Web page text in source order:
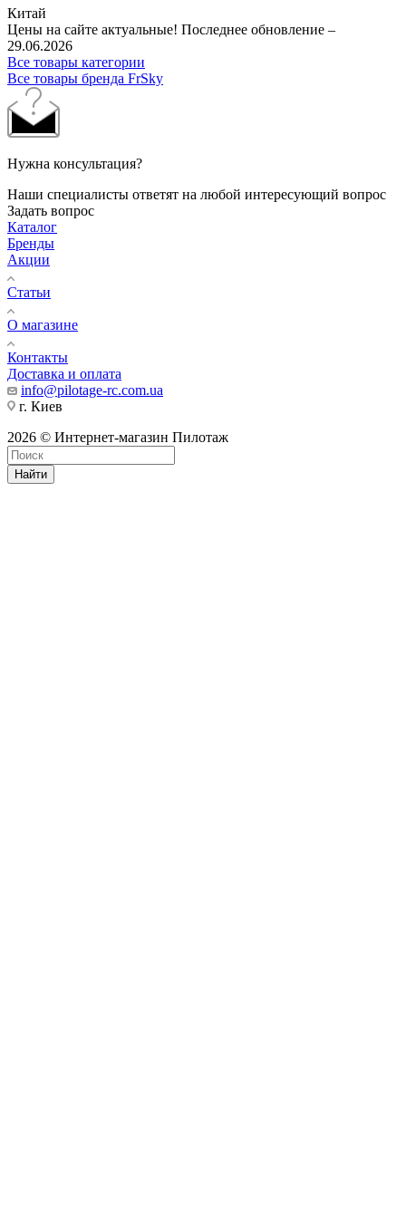
Китай
Цены на сайте актуальные! Последнее обновление –
29.06.2026
Все товары категории
Все товары бренда FrSky
Нужна консультация?
Наши специалисты ответят на любой интересующий вопрос
Задать вопрос
Каталог
Бренды
Акции
Статьи
О магазине
Контакты
Доставка и оплата
info@pilotage-rc.com.ua
г. Киев
2026 © Интернет-магазин Пилотаж
Найти